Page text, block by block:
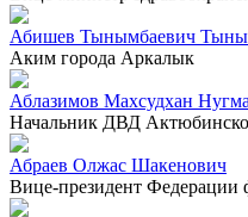
Абишев Тынымбаевич
Аким города Аркалык
Аблазимов Махсудхан
Начальник ДВД
Абраев Олжас Шакенович
Вице-президент Федерации